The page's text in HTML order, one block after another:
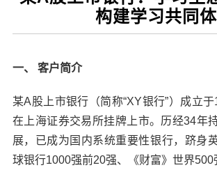
构建学习共同体
一、 客户简介
某A股上市银行（简称“XY银行”）成立
在上海证券交易所挂牌上市。历经34年
展，已成为国内系统重要性银行，跻身
球银行1000强前20强、《财富》世界